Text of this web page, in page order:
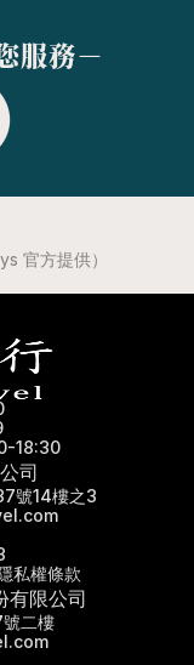
服務－
官方提供）
18:30
司
號14樓之3
私權條款
有限公司
二樓